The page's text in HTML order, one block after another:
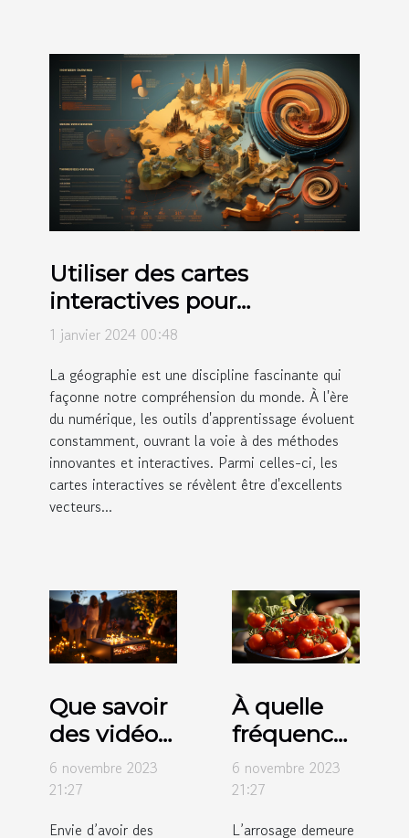
Utiliser des cartes
interactives pour
l'éducation géographique
1 janvier 2024 00:48
La géographie est une discipline fascinante qui
façonne notre compréhension du monde. À l'ère
du numérique, les outils d'apprentissage évoluent
constamment, ouvrant la voie à des méthodes
innovantes et interactives. Parmi celles-ci, les
cartes interactives se révèlent être d'excellents
vecteurs...
Que savoir
des vidéos
projecteurs
de marque
6 novembre 2023
21:27
Envie d’avoir des
À quelle
fréquence
faut-il
arroser les
6 novembre 2023
21:27
L’arrosage demeure